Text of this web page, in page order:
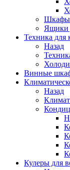
Шкафы
Ящики
Техника для
Назад
Винные
Назад
Кулеры для